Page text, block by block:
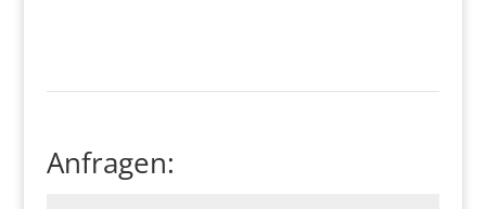
Anfragen: